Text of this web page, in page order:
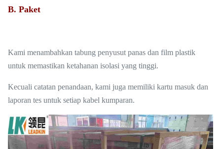
B. Paket
Kami menambahkan tabung penyusut panas dan film plastik
untuk memastikan ketahanan isolasi yang tinggi.
Kecuali catatan penandaan, kami juga memiliki kartu masuk dan
laporan tes untuk setiap kabel kumparan.